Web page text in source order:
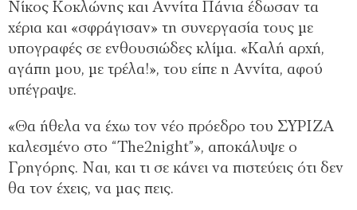
Νίκος Κοκλώνης και Αννίτα Πάνια έδωσαν τα
χέρια και «σφράγισαν» τη συνεργασία τους με
υπογραφές σε ενθουσιώδες κλίμα. «Καλή αρχή,
αγάπη μου, με τρέλα!», του είπε η Αννίτα, αφού
υπέγραψε.
«Θα ήθελα να έχω τον νέο πρόεδρο του ΣΥΡΙΖΑ
καλεσμένο στο “The2night”», αποκάλυψε ο
Γρηγόρης. Ναι, και τι σε κάνει να πιστεύεις ότι δεν
θα τον έχεις, να μας πεις.